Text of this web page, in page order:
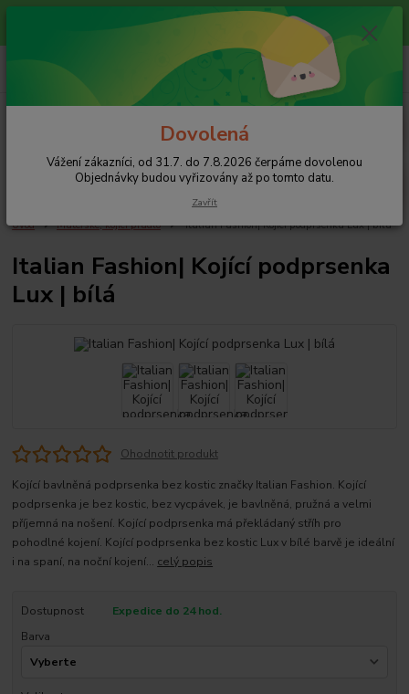
Vážení zákazníci, od 31.7. do 7.8.2026 čerpáme dovolenou
Objednávky budou vyřizovány až po tomto datu.
+420 608 754 282
pište email, pokud nezvedám tel.
Úvod Mateřské, kojící prádlo Italian Fashion| Kojící podprsenka Lux | bílá
Italian Fashion| Kojící podprsenka
Lux | bílá
Ohodnotit produkt
Kojící bavlněná podprsenka bez kostic značky Italian Fashion. Kojící
podprsenka je bez kostic, bez vycpávek, je bavlněná, pružná a velmi
příjemná na nošení. Kojící podprsenka má překládaný stříh pro
pohodlné kojení. Kojící podprsenka bez kostic Lux v bílé barvě je ideální
i na spaní, na noční kojení... celý popis
Dostupnost
Expedice do 24 hod.
Barva
Dovolená
Vážení zákazníci, od 31.7. do 7.8.2026 čerpáme dovolenou
Objednávky budou vyřizovány až po tomto datu.
Zavřít